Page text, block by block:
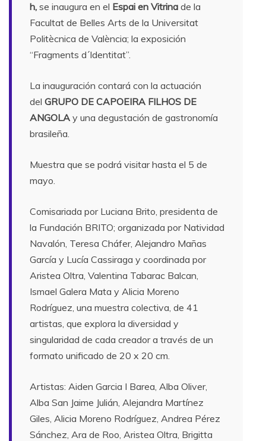
h, se inaugura en el Espai en Vitrina de la
Facultat de Belles Arts de la Universitat
Politècnica de València; la exposición
“Fragments d´Identitat”.
La inauguración contará con la actuación
del GRUPO DE CAPOEIRA FILHOS DE
ANGOLA y una degustación de gastronomía
brasileña.
Muestra que se podrá visitar hasta el 5 de
mayo.
Comisariada por Luciana Brito, presidenta de
la Fundación BRITO; organizada por Natividad
Navalón, Teresa Cháfer, Alejandro Mañas
García y Lucía Cassiraga y coordinada por
Aristea Oltra, Valentina Tabarac Balcan,
Ismael Galera Mata y Alicia Moreno
Rodríguez, una muestra colectiva, de 41
artistas, que explora la diversidad y
singularidad de cada creador a través de un
formato unificado de 20 x 20 cm.
Artistas: Aiden Garcia I Barea, Alba Oliver,
Alba San Jaime Julián, Alejandra Martínez
Giles, Alicia Moreno Rodríguez, Andrea Pérez
Sánchez, Ara de Roo, Aristea Oltra, Brigitta